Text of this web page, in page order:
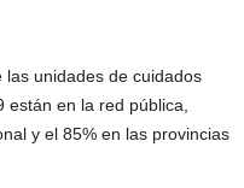
las unidades de cuidados
en la red pública,
y el 85% en las provincias